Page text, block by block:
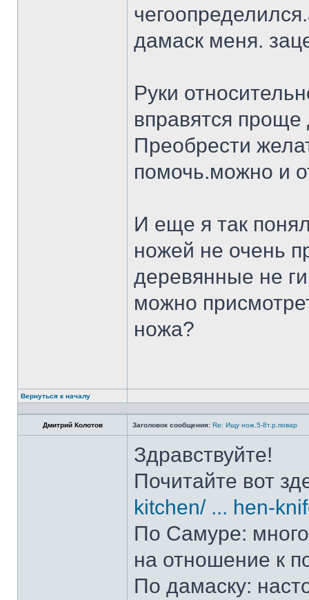
дамаск меня.
Руки
вправятся
Преобрести
помочь.можно и
И еще я так
ножей не очень
деревянные не
можно
ножа?
Вернуться к началу
Дмитрий Колотов Заголовок сообщения: Re: Ищу нож.5-8т.р.повар
Здравствуйте!
Почитайте вот
kitchen/ ... hen-
По Самуре: много
на отношение к
По дамаску: